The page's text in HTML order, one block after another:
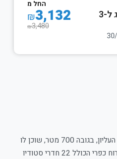
חמישי עד ראשון לזוג ל-3
החל מ
₪3,132
₪3,480
באחד מהמקומות היפים בגליל העליון, בגובה 700 מטר, שוכן לו
מלון מטיילים מלכיה במקום ארוח כפרי הכולל 22 חדרי סטודיו